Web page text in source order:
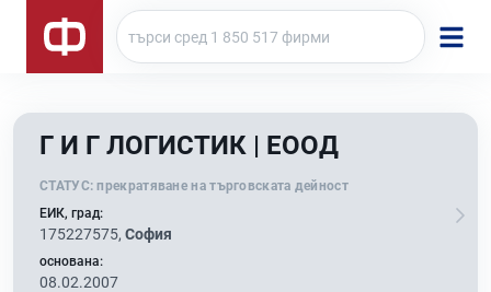
Г И Г ЛОГИСТИК | ЕООД
СТАТУС: прекратяване на търговската дейност
ЕИК, град:
175227575, София
основана:
08.02.2007